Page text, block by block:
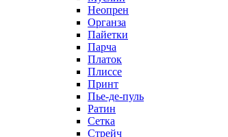
Неопрен
Органза
Пайетки
Парча
Платок
Плиссе
Принт
Пье-де-пуль
Ратин
Сетка
Стрейч